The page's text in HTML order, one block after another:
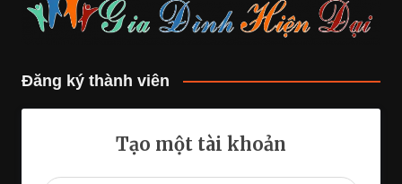
Đăng ký thành viên
Tạo một tài khoản